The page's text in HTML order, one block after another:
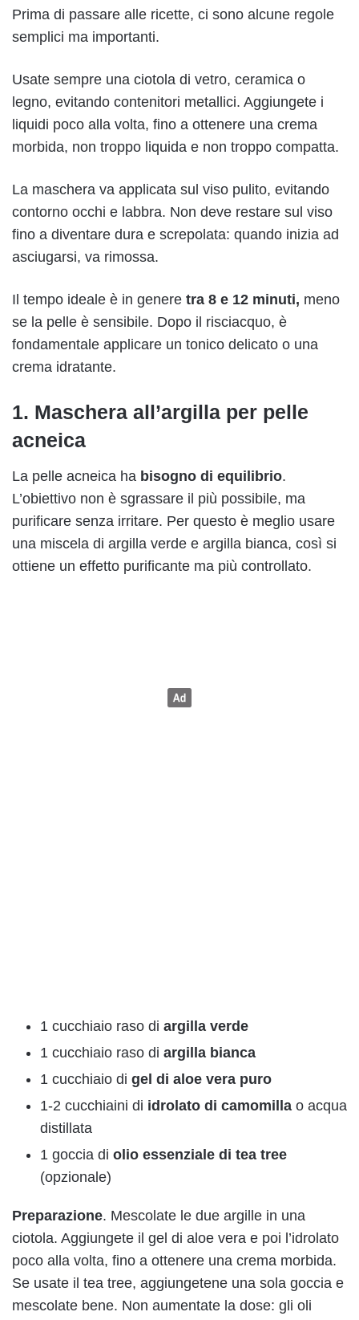
Prima di passare alle ricette, ci sono alcune regole
semplici ma importanti.
Usate sempre una ciotola di vetro, ceramica o
legno, evitando contenitori metallici. Aggiungete i
liquidi poco alla volta, fino a ottenere una crema
morbida, non troppo liquida e non troppo compatta.
La maschera va applicata sul viso pulito, evitando
contorno occhi e labbra. Non deve restare sul viso
fino a diventare dura e screpolata: quando inizia ad
asciugarsi, va rimossa.
Il tempo ideale è in genere tra 8 e 12 minuti, meno
se la pelle è sensibile. Dopo il risciacquo, è
fondamentale applicare un tonico delicato o una
crema idratante.
1. Maschera all’argilla per pelle
acneica
La pelle acneica ha bisogno di equilibrio.
L’obiettivo non è sgrassare il più possibile, ma
purificare senza irritare. Per questo è meglio usare
una miscela di argilla verde e argilla bianca, così si
ottiene un effetto purificante ma più controllato.
1 cucchiaio raso di argilla verde
1 cucchiaio raso di argilla bianca
1 cucchiaio di gel di aloe vera puro
1-2 cucchiaini di idrolato di camomilla o acqua
distillata
1 goccia di olio essenziale di tea tree
(opzionale)
Preparazione. Mescolate le due argille in una
ciotola. Aggiungete il gel di aloe vera e poi l’idrolato
poco alla volta, fino a ottenere una crema morbida.
Se usate il tea tree, aggiungetene una sola goccia e
mescolate bene. Non aumentate la dose: gli oli